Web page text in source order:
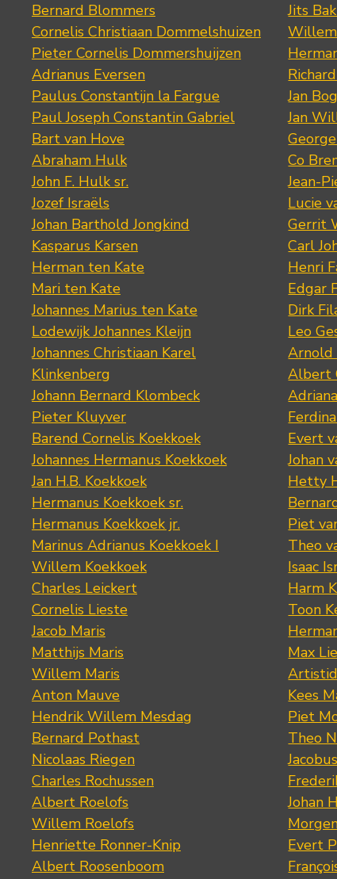
Bernard Blommers
Cornelis Christiaan Dommelshuizen
Pieter Cornelis Dommershuijzen
Adrianus Eversen
Paulus Constantijn la Fargue
Paul Joseph Constantin Gabriel
Bart van Hove
Abraham Hulk
John F. Hulk sr.
Jozef Israëls
Johan Barthold Jongkind
Kasparus Karsen
Herman ten Kate
Mari ten Kate
Johannes Marius ten Kate
Lodewijk Johannes Kleijn
Johannes Christiaan Karel
Klinkenberg
Johann Bernard Klombeck
Pieter Kluyver
Barend Cornelis Koekkoek
Johannes Hermanus Koekkoek
Jan H.B. Koekkoek
Hermanus Koekkoek sr.
Hermanus Koekkoek jr.
Marinus Adrianus Koekkoek I
Willem Koekkoek
Charles Leickert
Cornelis Lieste
Jacob Maris
Matthijs Maris
Willem Maris
Anton Mauve
Hendrik Willem Mesdag
Bernard Pothast
Nicolaas Riegen
Charles Rochussen
Albert Roelofs
Willem Roelofs
Henriette Ronner-Knip
Albert Roosenboom
Jits
Jan
Jan
Co
Jean-
Lucie
Gerrit
Carl
Henri
Edgar
Dirk
Leo
Arnold
Albert
Evert
Johan
Hetty
Piet
Theo
Isaac
Harm
Toon
Max
Kees
Piet
Theo
Johan
Evert